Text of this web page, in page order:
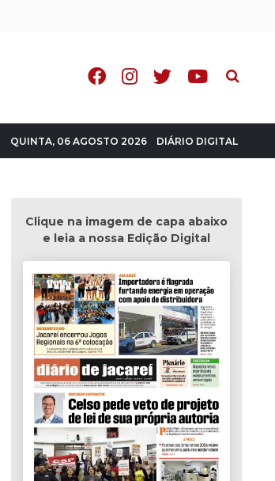
Pesquisa
QUINTA, 06 AGOSTO 2026 DIÁRIO DIGITAL
Clique na imagem de capa abaixo
e leia a nossa Edição Digital